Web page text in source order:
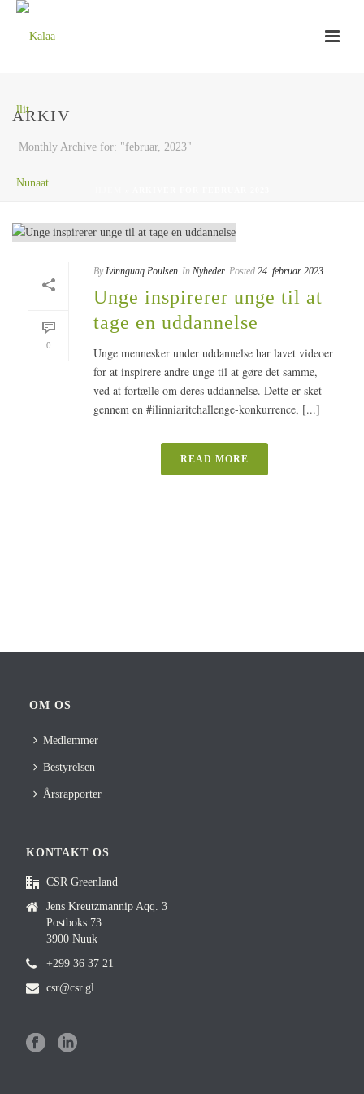
ARKIV
Monthly Archive for: "februar, 2023"
0
By Ivinnguaq Poulsen In Nyheder Posted 24. februar 2023
Unge inspirerer unge til at
tage en uddannelse
Unge mennesker under uddannelse har lavet videoer
for at inspirere andre unge til at gøre det samme,
ved at fortælle om deres uddannelse. Dette er sket
gennem en #ilinniaritchallenge-konkurrence, [...]
READ MORE
OM OS
Medlemmer
Bestyrelsen
Årsrapporter
KONTAKT OS
CSR Greenland
Jens Kreutzmannip Aqq. 3
Postboks 73
3900 Nuuk
+299 36 37 21
csr@csr.gl